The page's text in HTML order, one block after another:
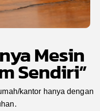
Mesin
Sendiri”
kantor hanya dengan